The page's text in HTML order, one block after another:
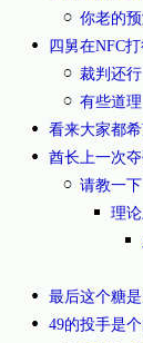
你老的
四舅在NFC
裁判还
有些道理
看来大家都
酋长上一次
请教一
理
最后这个糖
49的投手是